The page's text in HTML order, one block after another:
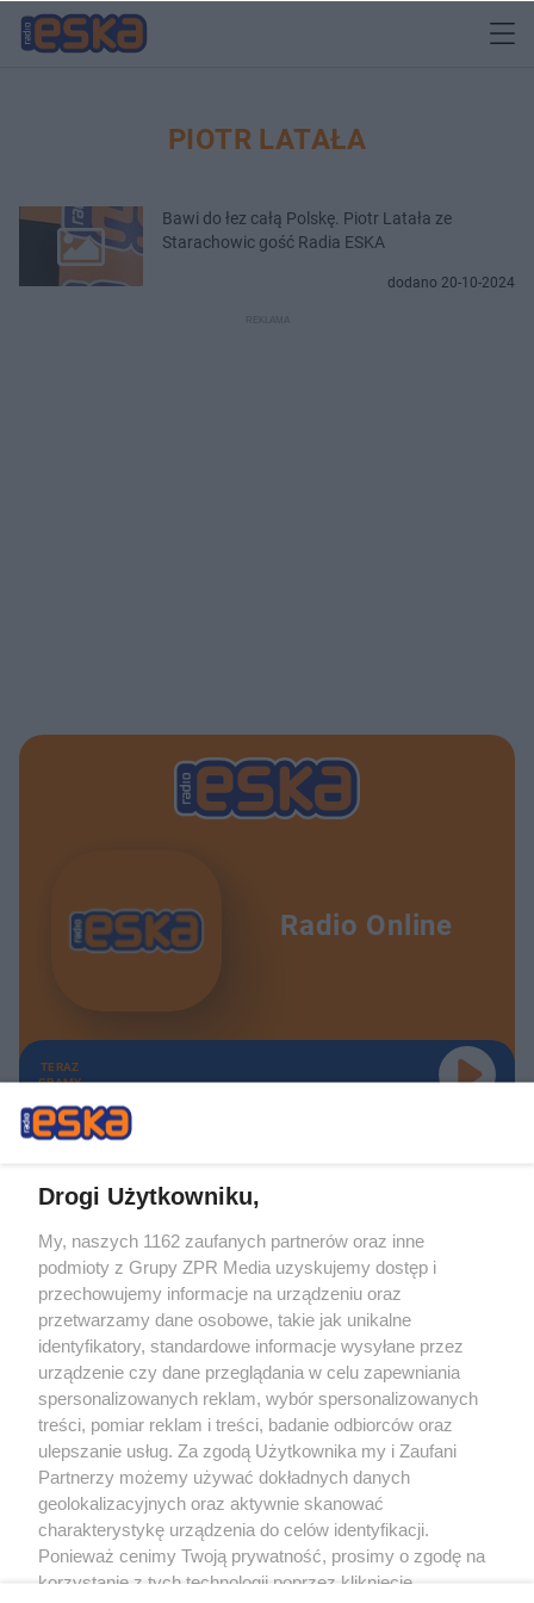
PIOTR LATAŁA
Bawi do łez całą Polskę. Piotr Latała ze
Starachowic gość Radia ESKA
dodano 20-10-2024
Radio Online
TERAZ
GRAMY
Żaden utwór zamieszczony w serwisie nie może być powielany i
rozpowszechniany lub dalej rozpowszechniany w jakikolwiek sposób (w
tym także elektroniczny lub mechaniczny) na jakimkolwiek polu
eksploatacji w jakiejkolwiek formie, włącznie z umieszczaniem w Internecie
bez pisemnej zgody właściciela praw. Jakiekolwiek użycie lub
wykorzystanie utworów w całości lub w części z naruszeniem prawa, tzn.
bez właściwej zgody, jest zabronione pod groźbą kary i może być ścigane
prawnie.
O nas
Drogi Użytkowniku,
My, naszych 1162 zaufanych partnerów oraz inne
podmioty z Grupy ZPR Media uzyskujemy dostęp i
przechowujemy informacje na urządzeniu oraz
przetwarzamy dane osobowe, takie jak unikalne
identyfikatory, standardowe informacje wysyłane przez
urządzenie czy dane przeglądania w celu zapewniania
spersonalizowanych reklam, wybór spersonalizowanych
treści, pomiar reklam i treści, badanie odbiorców oraz
ulepszanie usług. Za zgodą Użytkownika my i Zaufani
Partnerzy możemy używać dokładnych danych
geolokalizacyjnych oraz aktywnie skanować
charakterystykę urządzenia do celów identyfikacji.
Ponieważ cenimy Twoją prywatność, prosimy o zgodę na
korzystanie z tych technologii poprzez kliknięcie